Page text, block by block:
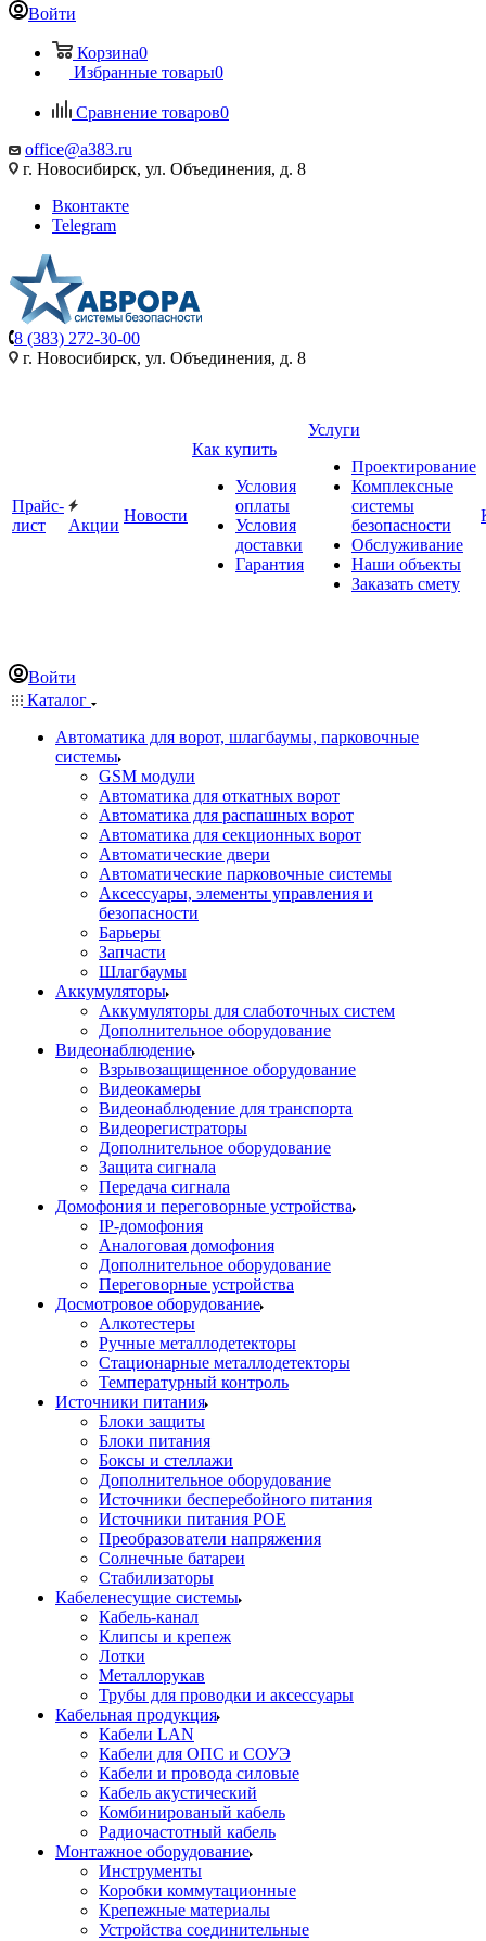
Войти
Корзина0
Избранные товары0
Сравнение товаров0
office@a383.ru
г. Новосибирск, ул. Объединения, д. 8
Вконтакте
Telegram
8 (383) 272-30-00
г. Новосибирск, ул. Объединения, д. 8
Прайс-
лист
Акции
Новости
Как купить
Условия
оплаты
Условия
доставки
Гарантия
Услуги
Проектирование
Комплексные
системы
безопасности
Обслуживание
Наши объекты
Заказать смету
Войти
Каталог
Автоматика для ворот, шлагбаумы, парковочные
системы
GSM модули
Автоматика для откатных ворот
Автоматика для распашных ворот
Автоматика для секционных ворот
Автоматические двери
Автоматические парковочные системы
Аксессуары, элементы управления и
безопасности
Барьеры
Запчасти
Шлагбаумы
Аккумуляторы
Аккумуляторы для слаботочных систем
Дополнительное оборудование
Видеонаблюдение
Взрывозащищенное оборудование
Видеокамеры
Видеонаблюдение для транспорта
Видеорегистраторы
Дополнительное оборудование
Защита сигнала
Передача сигнала
Домофония и переговорные устройства
IP-домофония
Аналоговая домофония
Дополнительное оборудование
Переговорные устройства
Досмотровое оборудование
Алкотестеры
Ручные металлодетекторы
Стационарные металлодетекторы
Температурный контроль
Источники питания
Блоки защиты
Блоки питания
Боксы и стеллажи
Дополнительное оборудование
Источники бесперебойного питания
Источники питания POE
Преобразователи напряжения
Солнечные батареи
Стабилизаторы
Кабеленесущие системы
Кабель-канал
Клипсы и крепеж
Лотки
Металлорукав
Трубы для проводки и аксессуары
Кабельная продукция
Кабели LAN
Кабели для ОПС и СОУЭ
Кабели и провода силовые
Кабель акустический
Комбинированый кабель
Радиочастотный кабель
Монтажное оборудование
Инструменты
Коробки коммутационные
Крепежные материалы
Устройства соединительные